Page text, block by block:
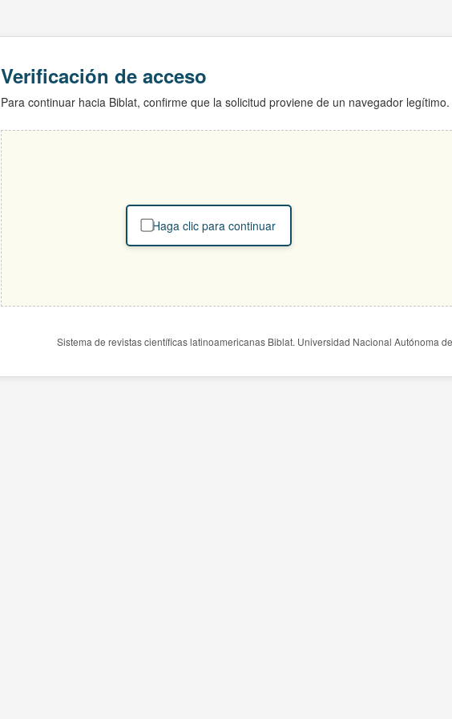
Verificación de acceso
Para continuar hacia Biblat, confirme que la solicitud proviene de un navegador legítimo.
Haga clic para continuar
Sistema de revistas científicas latinoamericanas Biblat. Universidad Nacional Autónoma